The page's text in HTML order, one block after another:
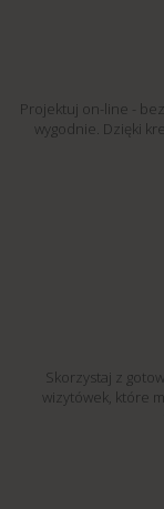
Projektuj on-line -
wygodnie. Dzięki
Skorzystaj z
wizytówek, które